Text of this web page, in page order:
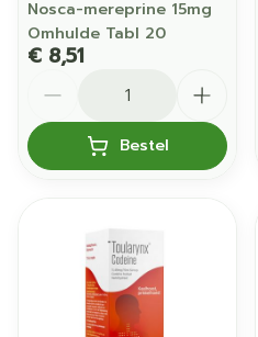
Nosca-mereprine 15mg
Omhulde Tabl 20
€ 8,51
Bestel